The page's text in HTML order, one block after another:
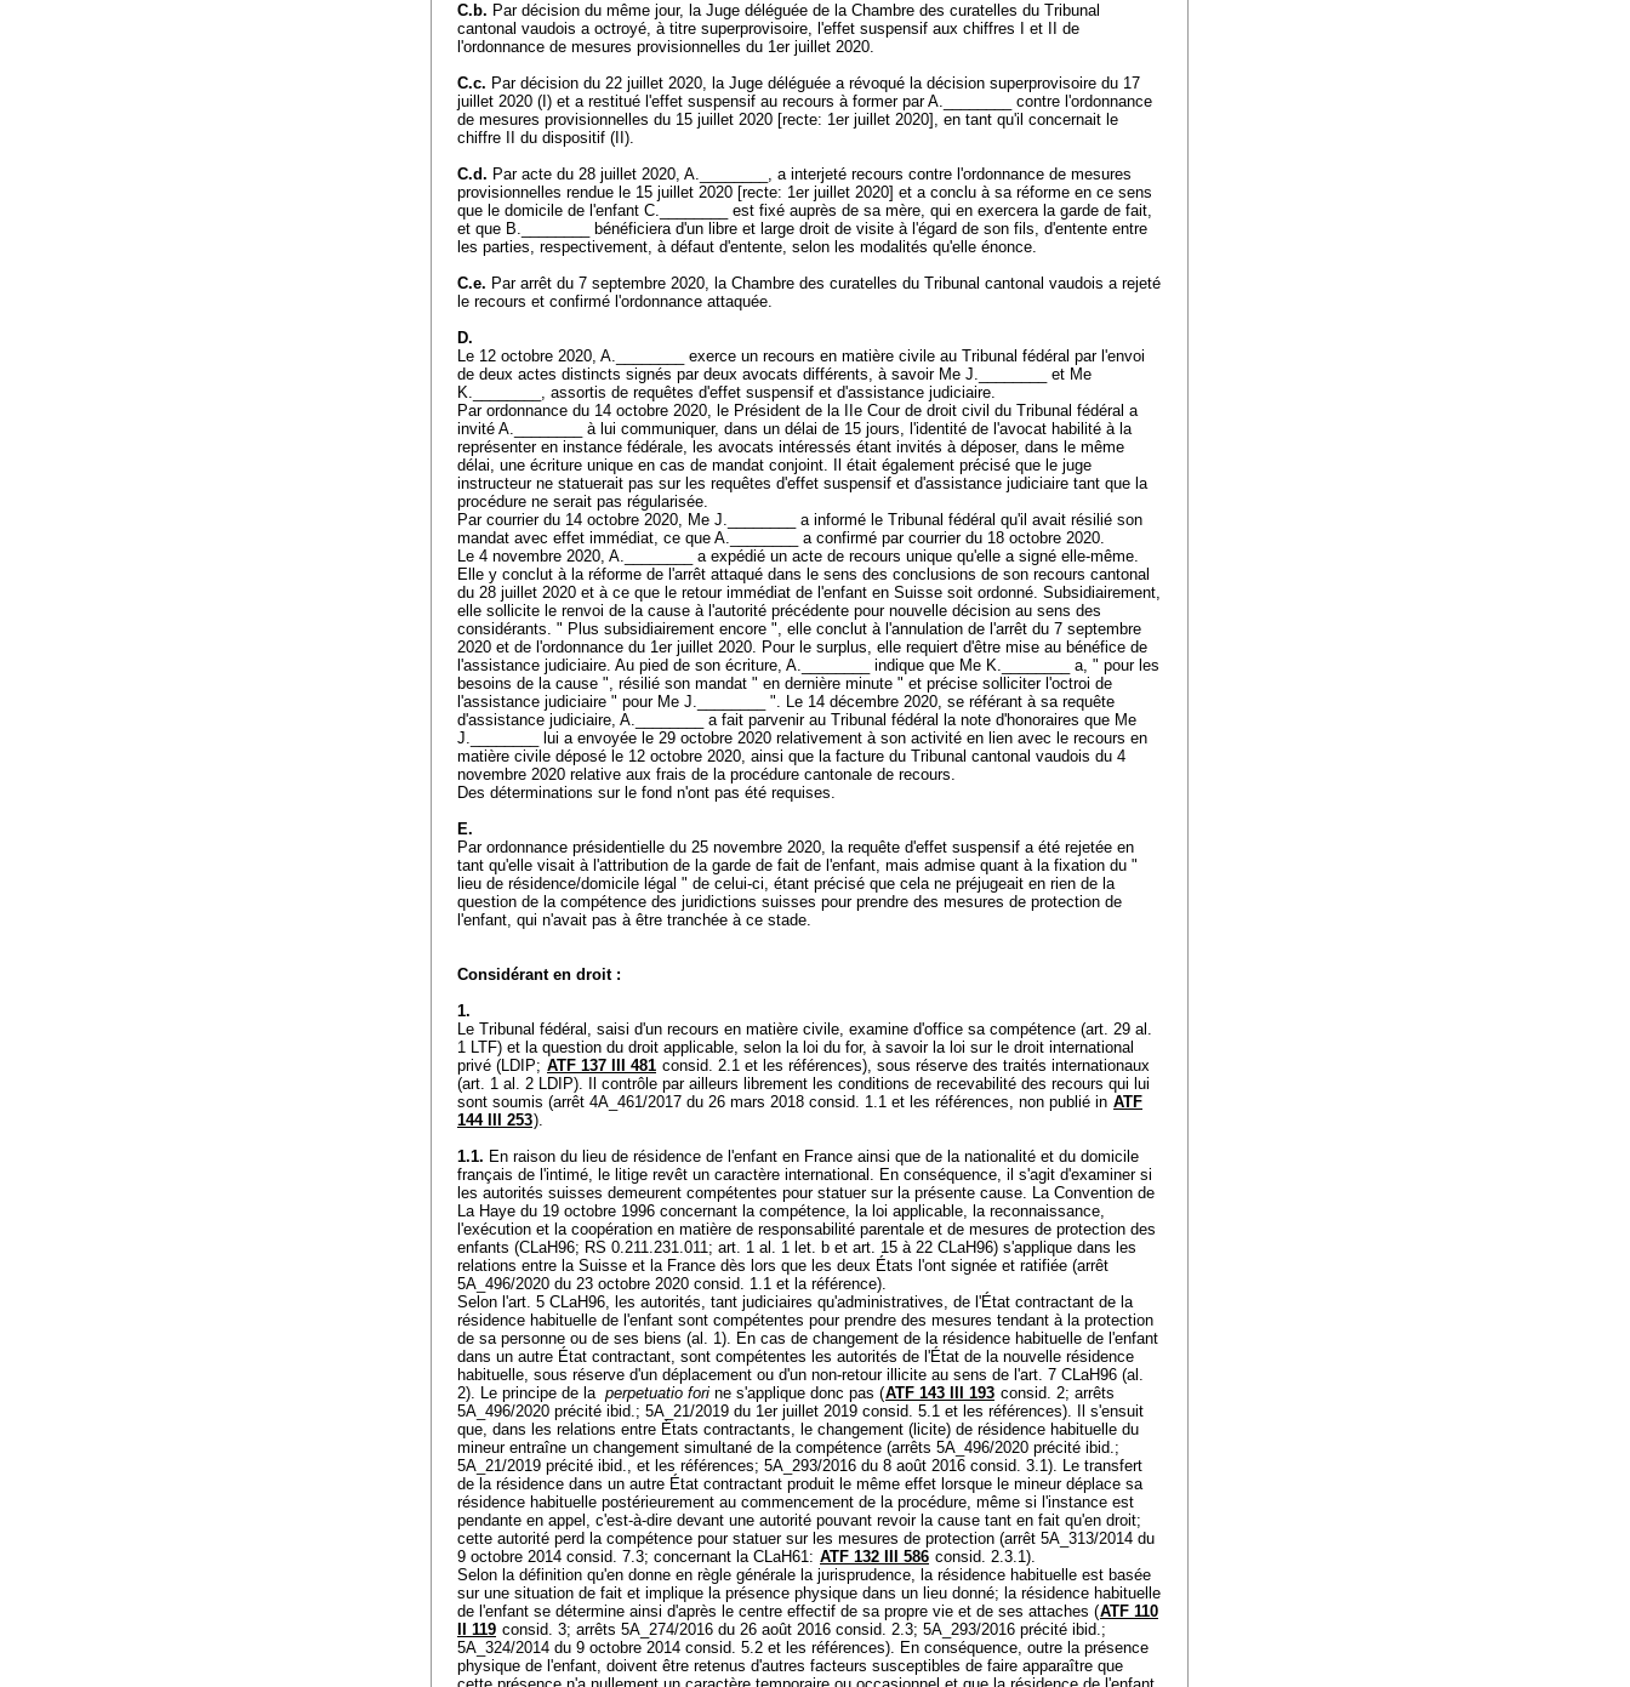
C.b. Par décision du même jour, la Juge déléguée de la Chambre des curatelles du Tribunal
cantonal vaudois a octroyé, à titre superprovisoire, l'effet suspensif aux chiffres I et II de
l'ordonnance de mesures provisionnelles du 1er juillet 2020.
C.c. Par décision du 22 juillet 2020, la Juge déléguée a révoqué la décision superprovisoire du 17
juillet 2020 (I) et a restitué l'effet suspensif au recours à former par A.________ contre l'ordonnance
de mesures provisionnelles du 15 juillet 2020 [recte: 1er juillet 2020], en tant qu'il concernait le
chiffre II du dispositif (II).
C.d. Par acte du 28 juillet 2020, A.________, a interjeté recours contre l'ordonnance de mesures
provisionnelles rendue le 15 juillet 2020 [recte: 1er juillet 2020] et a conclu à sa réforme en ce sens
que le domicile de l'enfant C.________ est fixé auprès de sa mère, qui en exercera la garde de fait,
et que B.________ bénéficiera d'un libre et large droit de visite à l'égard de son fils, d'entente entre
les parties, respectivement, à défaut d'entente, selon les modalités qu'elle énonce.
C.e. Par arrêt du 7 septembre 2020, la Chambre des curatelles du Tribunal cantonal vaudois a rejeté
le recours et confirmé l'ordonnance attaquée.
D.
Le 12 octobre 2020, A.________ exerce un recours en matière civile au Tribunal fédéral par l'envoi
de deux actes distincts signés par deux avocats différents, à savoir Me J.________ et Me
K.________, assortis de requêtes d'effet suspensif et d'assistance judiciaire.
Par ordonnance du 14 octobre 2020, le Président de la IIe Cour de droit civil du Tribunal fédéral a
invité A.________ à lui communiquer, dans un délai de 15 jours, l'identité de l'avocat habilité à la
représenter en instance fédérale, les avocats intéressés étant invités à déposer, dans le même
délai, une écriture unique en cas de mandat conjoint. Il était également précisé que le juge
instructeur ne statuerait pas sur les requêtes d'effet suspensif et d'assistance judiciaire tant que la
procédure ne serait pas régularisée.
Par courrier du 14 octobre 2020, Me J.________ a informé le Tribunal fédéral qu'il avait résilié son
mandat avec effet immédiat, ce que A.________ a confirmé par courrier du 18 octobre 2020.
Le 4 novembre 2020, A.________ a expédié un acte de recours unique qu'elle a signé elle-même.
Elle y conclut à la réforme de l'arrêt attaqué dans le sens des conclusions de son recours cantonal
du 28 juillet 2020 et à ce que le retour immédiat de l'enfant en Suisse soit ordonné. Subsidiairement,
elle sollicite le renvoi de la cause à l'autorité précédente pour nouvelle décision au sens des
considérants. " Plus subsidiairement encore ", elle conclut à l'annulation de l'arrêt du 7 septembre
2020 et de l'ordonnance du 1er juillet 2020. Pour le surplus, elle requiert d'être mise au bénéfice de
l'assistance judiciaire. Au pied de son écriture, A.________ indique que Me K.________ a, " pour les
besoins de la cause ", résilié son mandat " en dernière minute " et précise solliciter l'octroi de
l'assistance judiciaire " pour Me J.________ ". Le 14 décembre 2020, se référant à sa requête
d'assistance judiciaire, A.________ a fait parvenir au Tribunal fédéral la note d'honoraires que Me
J.________ lui a envoyée le 29 octobre 2020 relativement à son activité en lien avec le recours en
matière civile déposé le 12 octobre 2020, ainsi que la facture du Tribunal cantonal vaudois du 4
novembre 2020 relative aux frais de la procédure cantonale de recours.
Des déterminations sur le fond n'ont pas été requises.
E.
Par ordonnance présidentielle du 25 novembre 2020, la requête d'effet suspensif a été rejetée en
tant qu'elle visait à l'attribution de la garde de fait de l'enfant, mais admise quant à la fixation du "
lieu de résidence/domicile légal " de celui-ci, étant précisé que cela ne préjugeait en rien de la
question de la compétence des juridictions suisses pour prendre des mesures de protection de
l'enfant, qui n'avait pas à être tranchée à ce stade.
Considérant en droit :
1.
Le Tribunal fédéral, saisi d'un recours en matière civile, examine d'office sa compétence (art. 29 al.
1 LTF) et la question du droit applicable, selon la loi du for, à savoir la loi sur le droit international
privé (LDIP; ATF 137 III 481 consid. 2.1 et les références), sous réserve des traités internationaux
(art. 1 al. 2 LDIP). Il contrôle par ailleurs librement les conditions de recevabilité des recours qui lui
sont soumis (arrêt 4A_461/2017 du 26 mars 2018 consid. 1.1 et les références, non publié in ATF
144 III 253).
1.1. En raison du lieu de résidence de l'enfant en France ainsi que de la nationalité et du domicile
français de l'intimé, le litige revêt un caractère international. En conséquence, il s'agit d'examiner si
les autorités suisses demeurent compétentes pour statuer sur la présente cause. La Convention de
La Haye du 19 octobre 1996 concernant la compétence, la loi applicable, la reconnaissance,
l'exécution et la coopération en matière de responsabilité parentale et de mesures de protection des
enfants (CLaH96; RS 0.211.231.011; art. 1 al. 1 let. b et art. 15 à 22 CLaH96) s'applique dans les
relations entre la Suisse et la France dès lors que les deux États l'ont signée et ratifiée (arrêt
5A_496/2020 du 23 octobre 2020 consid. 1.1 et la référence).
Selon l'art. 5 CLaH96, les autorités, tant judiciaires qu'administratives, de l'État contractant de la
résidence habituelle de l'enfant sont compétentes pour prendre des mesures tendant à la protection
de sa personne ou de ses biens (al. 1). En cas de changement de la résidence habituelle de l'enfant
dans un autre État contractant, sont compétentes les autorités de l'État de la nouvelle résidence
habituelle, sous réserve d'un déplacement ou d'un non-retour illicite au sens de l'art. 7 CLaH96 (al.
2). Le principe de la perpetuatio fori ne s'applique donc pas (ATF 143 III 193 consid. 2; arrêts
5A_496/2020 précité ibid.; 5A_21/2019 du 1er juillet 2019 consid. 5.1 et les références). Il s'ensuit
que, dans les relations entre États contractants, le changement (licite) de résidence habituelle du
mineur entraîne un changement simultané de la compétence (arrêts 5A_496/2020 précité ibid.;
5A_21/2019 précité ibid., et les références; 5A_293/2016 du 8 août 2016 consid. 3.1). Le transfert
de la résidence dans un autre État contractant produit le même effet lorsque le mineur déplace sa
résidence habituelle postérieurement au commencement de la procédure, même si l'instance est
pendante en appel, c'est-à-dire devant une autorité pouvant revoir la cause tant en fait qu'en droit;
cette autorité perd la compétence pour statuer sur les mesures de protection (arrêt 5A_313/2014 du
9 octobre 2014 consid. 7.3; concernant la CLaH61: ATF 132 III 586 consid. 2.3.1).
Selon la définition qu'en donne en règle générale la jurisprudence, la résidence habituelle est basée
sur une situation de fait et implique la présence physique dans un lieu donné; la résidence habituelle
de l'enfant se détermine ainsi d'après le centre effectif de sa propre vie et de ses attaches (ATF 110
II 119 consid. 3; arrêts 5A_274/2016 du 26 août 2016 consid. 2.3; 5A_293/2016 précité ibid.;
5A_324/2014 du 9 octobre 2014 consid. 5.2 et les références). En conséquence, outre la présence
physique de l'enfant, doivent être retenus d'autres facteurs susceptibles de faire apparaître que